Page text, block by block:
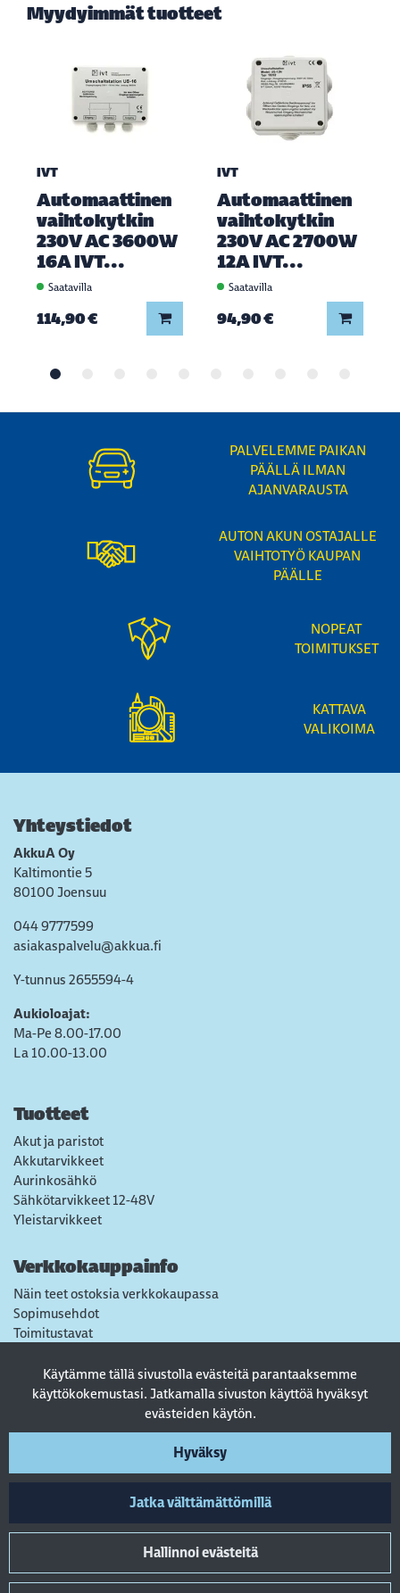
Käytämme tällä sivustolla evästeitä parantaaksemme
käyttökokemustasi. Jatkamalla sivuston käyttöä hyväksyt
evästeiden käytön.
Hyväksy
Jatka välttämättömillä
Hallinnoi evästeitä
Myydyimmät tuotteet
IVT
Automaattinen
vaihtokytkin
230V AC 3600W
16A IVT...
Saatavilla
114,90 € Lisää koriin
IVT
Automaattinen
vaihtokytkin
230V AC 2700W
12A IVT...
Saatavilla
94,90 € Lisää
PALVELEMME PAIKAN
PÄÄLLÄ ILMAN
AJANVARAUSTA
AUTON AKUN OSTAJALLE
VAIHTOTYÖ KAUPAN
PÄÄLLE
NOPEAT
TOIMITUKSET
KATTAVA
VALIKOIMA
Yhteystiedot
AkkuA Oy
Kaltimontie 5
80100 Joensuu
044 9777599
asiakaspalvelu@akkua.fi
Y-tunnus 2655594-4
Aukioloajat:
Ma-Pe 8.00-17.00
La 10.00-13.00
Tuotteet
Akut ja paristot
Akkutarvikkeet
Aurinkosähkö
Sähkötarvikkeet 12-48V
Yleistarvikkeet
Verkkokauppainfo
Näin teet ostoksia verkkokaupassa
Sopimusehdot
Toimitustavat
Tietosuojaseloste
Usein kysytyt kysymykset
Seuraa sosiaalisessa mediassa